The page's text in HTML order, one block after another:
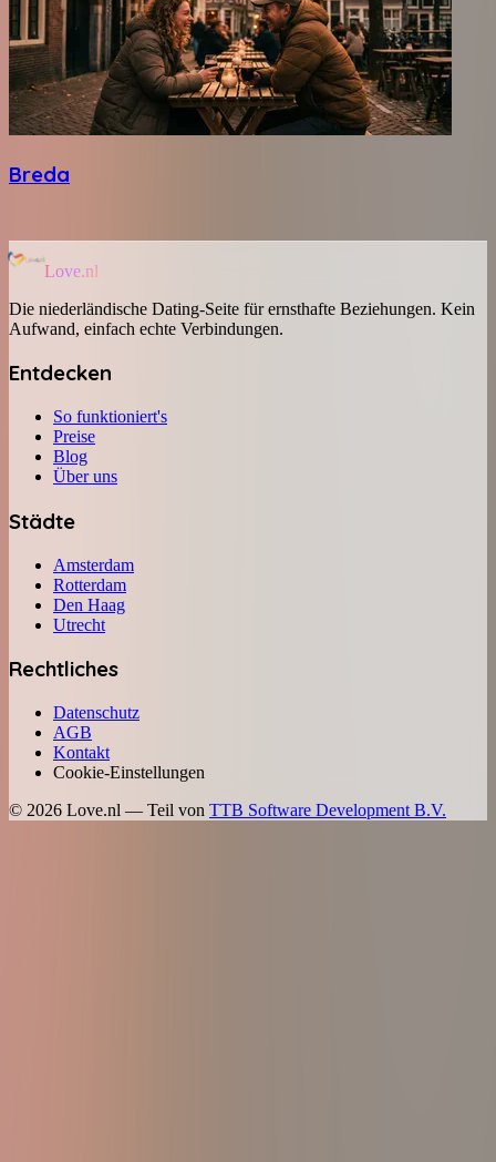
Breda
Love.nl
Die niederländische Dating-Seite für ernsthafte Beziehungen. Kein
Aufwand, einfach echte Verbindungen.
Entdecken
So funktioniert's
Preise
Blog
Über uns
Städte
Amsterdam
Rotterdam
Den Haag
Utrecht
Rechtliches
Datenschutz
AGB
Kontakt
Cookie-Einstellungen
© 2026 Love.nl — Teil von TTB Software Development B.V.